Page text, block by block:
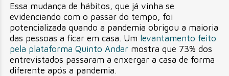
Essa mudança de hábitos, que já vinha se
evidenciando com o passar do tempo, foi
potencializada quando a pandemia obrigou a maioria
das pessoas a ficar em casa. Um levantamento feito
pela plataforma Quinto Andar mostra que 73% dos
entrevistados passaram a enxergar a casa de forma
diferente após a pandemia.